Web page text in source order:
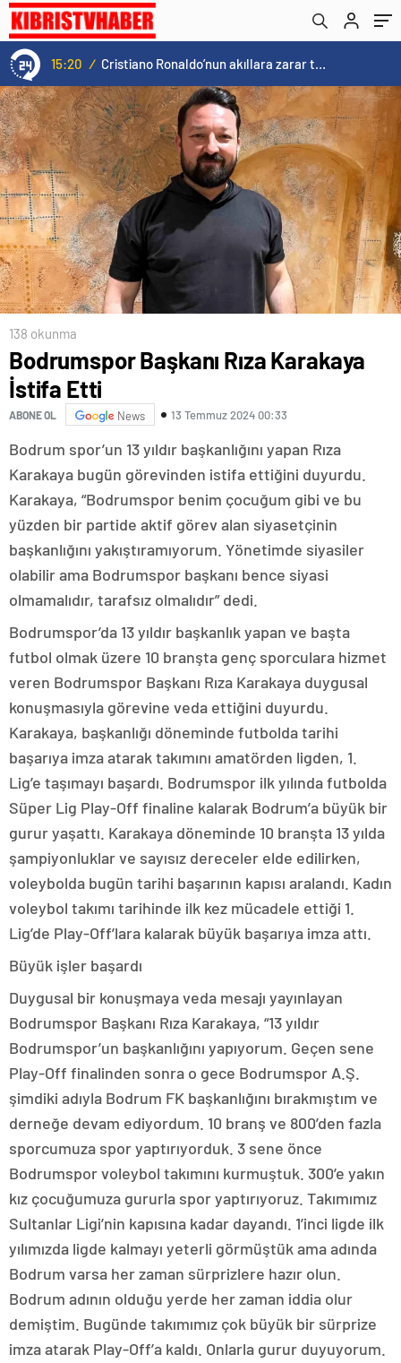
15:20 / Cristiano Ronaldo’nun akıllara zarar tüm kariyerinin istatistiğini çıkardık !
138 okunma
Bodrumspor Başkanı Rıza Karakaya
İstifa Etti
ABONE OL News 13 Temmuz 2024 00:33
Bodrum spor’un 13 yıldır başkanlığını yapan Rıza
Karakaya bugün görevinden istifa ettiğini duyurdu.
Karakaya, “Bodrumspor benim çocuğum gibi ve bu
yüzden bir partide aktif görev alan siyasetçinin
başkanlığını yakıştıramıyorum. Yönetimde siyasiler
olabilir ama Bodrumspor başkanı bence siyasi
olmamalıdır, tarafsız olmalıdır” dedi.
Bodrumspor’da 13 yıldır başkanlık yapan ve başta
futbol olmak üzere 10 branşta genç sporculara hizmet
veren Bodrumspor Başkanı Rıza Karakaya duygusal
konuşmasıyla görevine veda ettiğini duyurdu.
Karakaya, başkanlığı döneminde futbolda tarihi
başarıya imza atarak takımını amatörden ligden, 1.
Lig’e taşımayı başardı. Bodrumspor ilk yılında futbolda
Süper Lig Play-Off finaline kalarak Bodrum’a büyük bir
gurur yaşattı. Karakaya döneminde 10 branşta 13 yılda
şampiyonluklar ve sayısız dereceler elde edilirken,
voleybolda bugün tarihi başarının kapısı aralandı. Kadın
voleybol takımı tarihinde ilk kez mücadele ettiği 1.
Lig’de Play-Off’lara kalarak büyük başarıya imza attı.
Büyük işler başardı
Duygusal bir konuşmaya veda mesajı yayınlayan
Bodrumspor Başkanı Rıza Karakaya, “13 yıldır
Bodrumspor’un başkanlığını yapıyorum. Geçen sene
Play-Off finalinden sonra o gece Bodrumspor A.Ş.
şimdiki adıyla Bodrum FK başkanlığını bırakmıştım ve
derneğe devam ediyordum. 10 branş ve 800’den fazla
sporcumuza spor yaptırıyorduk. 3 sene önce
Bodrumspor voleybol takımını kurmuştuk. 300’e yakın
kız çocuğumuza gururla spor yaptırıyoruz. Takımımız
Sultanlar Ligi’nin kapısına kadar dayandı. 1’inci ligde ilk
yılımızda ligde kalmayı yeterli görmüştük ama adında
Bodrum varsa her zaman sürprizlere hazır olun.
Bodrum adının olduğu yerde her zaman iddia olur
demiştim. Bugünde takımımız çok büyük bir sürprize
imza atarak Play-Off’a kaldı. Onlarla gurur duyuyorum.